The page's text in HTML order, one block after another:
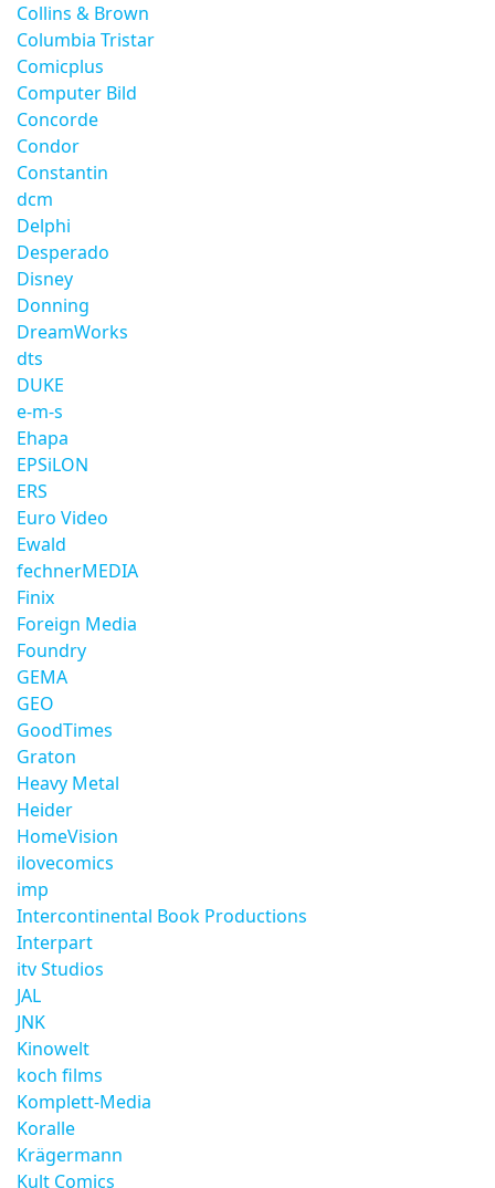
Collins & Brown
Columbia Tristar
Comicplus
Computer Bild
Concorde
Condor
Constantin
dcm
Delphi
Desperado
Disney
Donning
DreamWorks
dts
DUKE
e-m-s
Ehapa
EPSiLON
ERS
Euro Video
Ewald
fechnerMEDIA
Finix
Foreign Media
Foundry
GEMA
GEO
GoodTimes
Graton
Heavy Metal
Heider
HomeVision
ilovecomics
imp
Intercontinental Book Productions
Interpart
itv Studios
JAL
JNK
Kinowelt
koch films
Komplett-Media
Koralle
Krägermann
Kult Comics